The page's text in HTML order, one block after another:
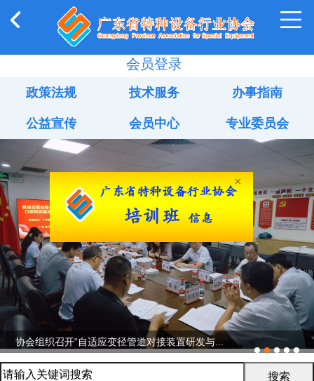
会员登录
政策法规 技术服务 办事指南
公益宣传 会员中心 专业委员会
协会组织召开“自适应变径管道对接装置研发与...
×